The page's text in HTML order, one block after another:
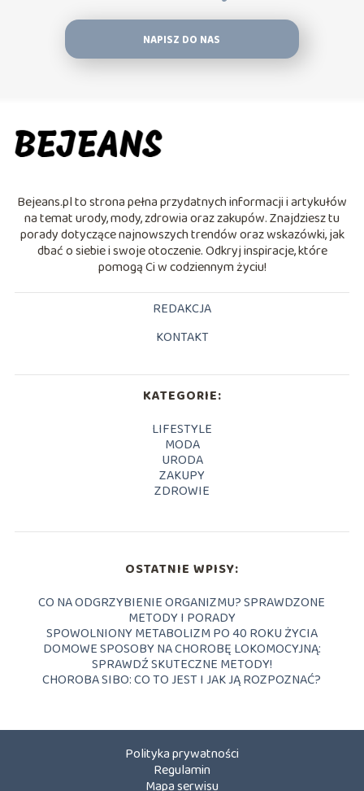
NAPISZ DO NAS
Bejeans.pl to strona pełna przydatnych informacji i artykułów
na temat urody, mody, zdrowia oraz zakupów. Znajdziesz tu
porady dotyczące najnowszych trendów oraz wskazówki, jak
dbać o siebie i swoje otoczenie. Odkryj inspiracje, które
pomogą Ci w codziennym życiu!
REDAKCJA
KONTAKT
KATEGORIE:
LIFESTYLE
MODA
URODA
ZAKUPY
ZDROWIE
OSTATNIE WPISY:
CO NA ODGRZYBIENIE ORGANIZMU? SPRAWDZONE
METODY I PORADY
SPOWOLNIONY METABOLIZM PO 40 ROKU ŻYCIA
DOMOWE SPOSOBY NA CHOROBĘ LOKOMOCYJNĄ:
SPRAWDŹ SKUTECZNE METODY!
CHOROBA SIBO: CO TO JEST I JAK JĄ ROZPOZNAĆ?
Polityka prywatności
Regulamin
Mapa serwisu